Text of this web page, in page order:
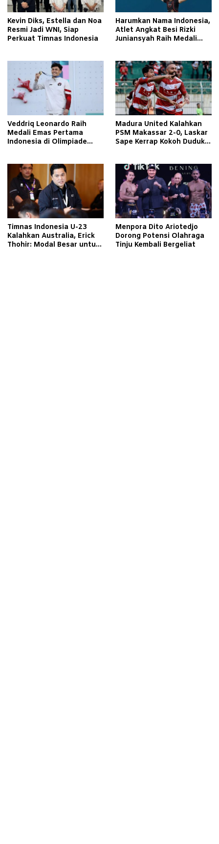
Kevin Diks, Estella dan Noa
Resmi Jadi WNI, Siap
Perkuat Timnas Indonesia
Harumkan Nama Indonesia,
Atlet Angkat Besi Rizki
Juniansyah Raih Medali
Veddriq Leonardo Raih
Medali Emas Pertama
Indonesia di Olimpiade
Madura United Kalahkan
PSM Makassar 2-0, Laskar
Sape Kerrap Kokoh Duduki
Timnas Indonesia U-23
Kalahkan Australia, Erick
Thohir: Modal Besar untuk
Menpora Dito Ariotedjo
Dorong Potensi Olahraga
Tinju Kembali Bergeliat